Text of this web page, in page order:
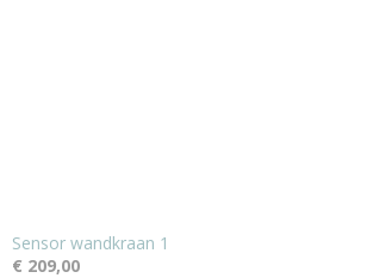
Sensor wandkraan 1
€ 209,00